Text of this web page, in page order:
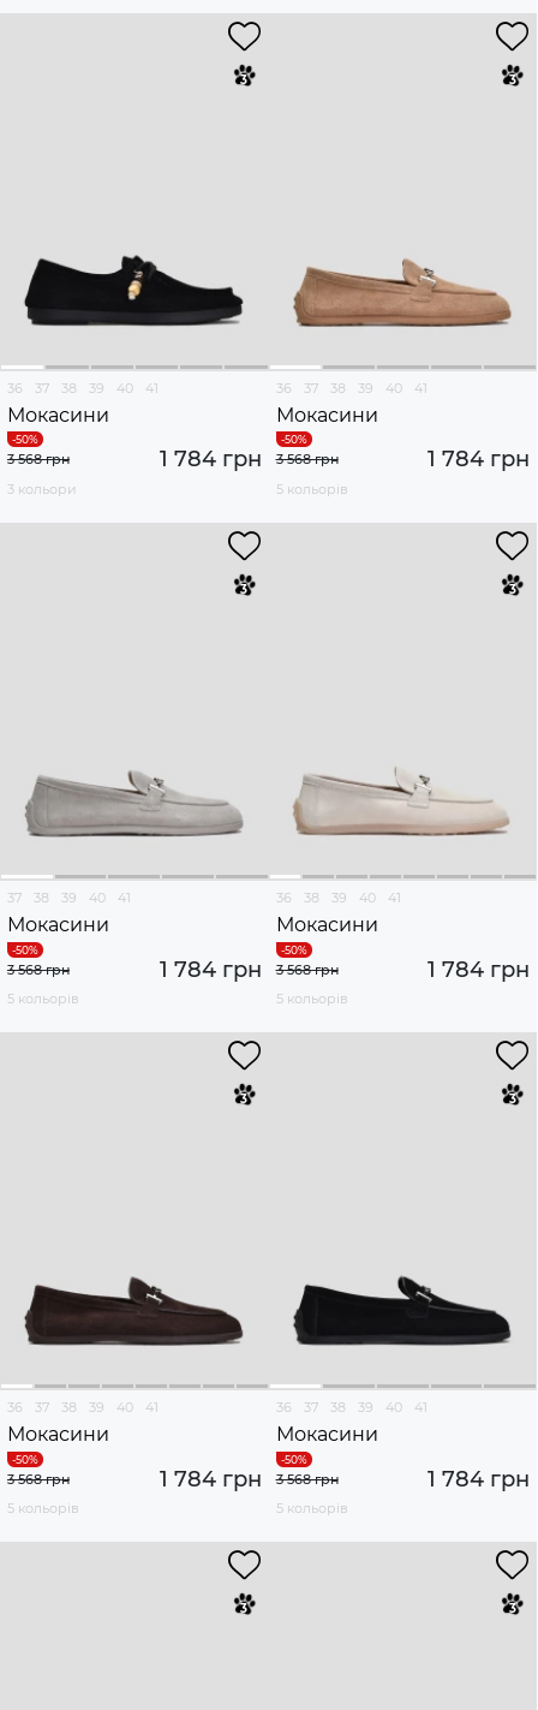
36 37 38 39 40 41
Мокасини
1 784 грн
3 568 грн
3 кольори
36 37 38 39 40 41
Мокасини
1 784 грн
3 568 грн
5 кольорів
37 38 39 40 41
Мокасини
1 784 грн
3 568 грн
5 кольорів
36 38 39 40 41
Мокасини
1 784 грн
3 568 грн
5 кольорів
36 37 38 39 40 41
Мокасини
1 784 грн
3 568 грн
5 кольорів
36 37 38 39 40 41
Мокасини
1 784 грн
3 568 грн
5 кольорів